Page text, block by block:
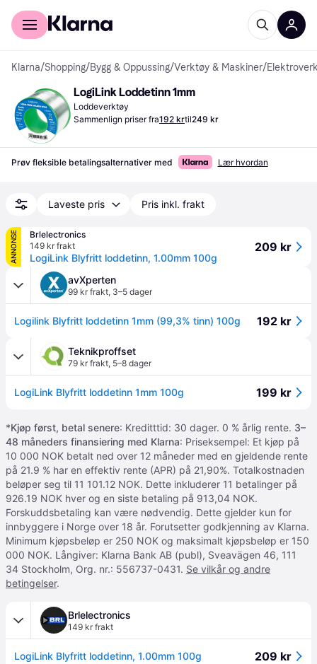
For kunder
Klarna/Shopping/Bygg & Oppussing/Verktøy & Maskiner/
LogiLink Loddetinn 1mm
Loddeverktøy
Sammenlign priser fra192 krtil249 kr
Prøv fleksible betalingsalternativer med Lær hvordan
Laveste pris Pris inkl. frakt
ANNONSE
Brlelectronics
149 kr frakt
LogiLink Blyfritt loddetinn, 1.00mm 100g
209 kr
avXperten
99 kr frakt, 3–5 dager
Logilink Blyfritt loddetinn 1mm (99,3% tinn) 100g 192 kr
Teknikproffset
79 kr frakt, 5–8 dager
LogiLink Blyfritt loddetinn 1mm 100g 199 kr
*Kjøp først, betal senere: Kreditttid: 30 dager. 0 % årlig rente. 3–
48 måneders finansiering med Klarna: Priseksempel: Et kjøp på
10 000 NOK betalt ned over 12 måneder med en gjeldende rente
på 21.9 % har en effektiv rente (APR) på 21,90%. Totalkostnaden
beløper seg til 11 101.12 NOK. Dette inkluderer 11 betalinger på
926.19 NOK hver og en siste betaling på 913,04 NOK.
Forskuddsbetaling kan være nødvendig. Dette gjelder kun for
innbyggere i Norge over 18 år. Forutsetter godkjenning av Klarna.
Minimum kjøpsbeløp er 250 NOK og maksimalt kjøpsbeløp er 150
000 NOK. Långiver: Klarna Bank AB (publ), Sveavägen 46, 111
34 Stockholm, Org. nr.: 556737-0431. Se vilkår og andre
betingelser.
Brlelectronics
149 kr frakt
LogiLink Blyfritt loddetinn, 1.00mm 100g 209 kr